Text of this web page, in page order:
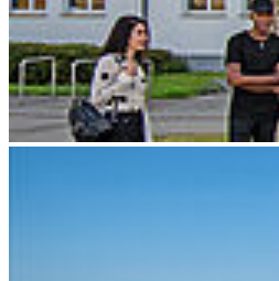
Telefonzentrale: +49 3831 455
Zentrale Fax-Nummer: +49 3831 456
Allgemeine Studienberatung
Fakultät für Elektrotechnik und